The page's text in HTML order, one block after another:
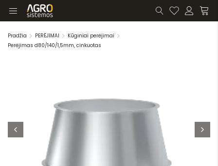
Pradžia PERĖJIMAI
Kūginiai perėjimai
Perėjimas d80/140/1,5mm, cinkuotas